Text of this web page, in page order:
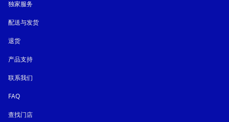
独家服务
配送与发货
退货
产品支持
联系我们
FAQ
查找门店